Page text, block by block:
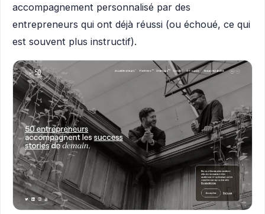
accompagnement personnalisé par des
entrepreneurs qui ont déjà réussi (ou échoué, ce qui
est souvent plus instructif).